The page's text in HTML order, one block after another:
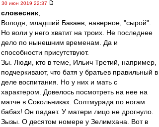
30 июн 2019 22:37
словесник
Володя, младший Бакаев, наверное, "сырой".
Но воли у него хватит на троих. Не последнее
дело по нынешним временам. Да и
способности присутствуют.
Зы. Люди, кто в теме, Ильич Третий, например,
подчеркивают, что батя у братьев правильный в
деле воспитания. Но у них и мать с
характером. Довелось посмотреть на нее на
матче в Сокольниках. Солтмурада по ногам
бабах! Он падает. У матери лицо не дрогнуло.
Зызы. О десятом номере у Зелимхана. Вот в